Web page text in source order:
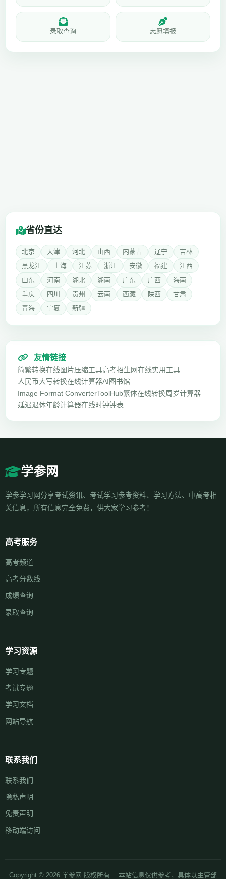
录取查询 志愿填报
省份直达
北京 天津 河北 山西 内蒙古 辽宁
吉林
黑龙江
上海 江苏 浙江 安徽 福建
江西
山东
河南 湖北 湖南 广东 广西
海南
重庆
四川 贵州 云南 西藏 陕西
甘肃
青海
宁夏 新疆
友情链接
简繁转换在线图片压缩工具高考招生网在线实用工具
人民币大写转换在线计算器AI图书馆
Image Format ConverterToolHub繁体在线转换周岁计算器
延迟退休年龄计算器在线时钟钟表
学参网
学参学习网分享考试资讯、考试学习参考资料、学习方法、中高考相
关信息，所有信息完全免费，供大家学习参考！
高考服务
高考频道
高考分数线
成绩查询
录取查询
学习资源
学习专题
考试专题
学习文档
网站导航
联系我们
联系我们
隐私声明
免责声明
移动端访问
Copyright © 2026 学参网 版权所有 本站信息仅供参考，具体以主管部